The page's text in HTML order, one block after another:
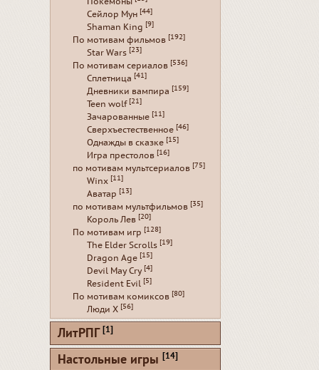
Сейлор Мун [44]
Shaman King [9]
По мотивам фильмов [192]
Star Wars [23]
По мотивам сериалов [536]
Сплетница [41]
Дневники вампира [159]
Teen wolf [21]
Зачарованные [11]
Сверхъестественное [46]
Однажды в сказке [15]
Игра престолов [16]
по мотивам мультсериалов [75]
Winx [11]
Аватар [13]
по мотивам мультфильмов [35]
Король Лев [20]
По мотивам игр [128]
The Elder Scrolls [19]
Dragon Age [15]
Devil May Cry [4]
Resident Evil [5]
По мотивам комиксов [80]
Люди Х [56]
ЛитРПГ [1]
Настольные игры [14]